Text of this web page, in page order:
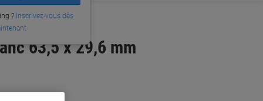
?Inscrivez-vous dès
63,5 x 29,6 mm